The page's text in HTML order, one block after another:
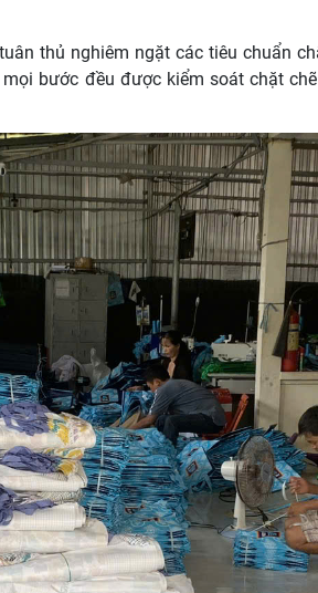
thủ nghiêm ngặt các tiêu chuẩn
bước đều được kiểm soát chặt